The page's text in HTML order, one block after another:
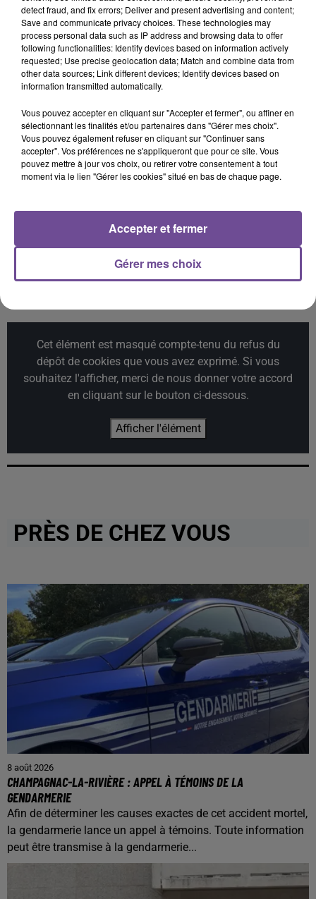
17h27
17h27
MAROON 5
Memories
17h24
17h24
ANGÈLE FEAT. JUSTICE
What You Want
17h19
17h19
TOVE LO X STROMAE
Des Fleurs
17h15
17h15
LINKIN PARK
17h13
17h13
SOUND OF LEGEND
San Francisco
17h09
17h09
MYLÈNE FARMER
Cet élément est masqué compte-tenu du refus du
dépôt de cookies que vous avez exprimé. Si vous
souhaitez l'afficher, merci de nous donner votre accord
en cliquant sur le bouton ci-dessous.
Afficher l'élément
PRÈS DE CHEZ VOUS
8 août 2026
CHAMPAGNAC-LA-RIVIÈRE : APPEL À TÉMOINS DE LA
GENDARMERIE
Afin de déterminer les causes exactes de cet accident mortel,
la gendarmerie lance un appel à témoins. Toute information
peut être transmise à la gendarmerie...
detect fraud, and fix errors; Deliver and present advertising and content;
Save and communicate privacy choices. These technologies may
process personal data such as IP address and browsing data to offer
following functionalities: Identify devices based on information actively
requested; Use precise geolocation data; Match and combine data from
other data sources; Link different devices; Identify devices based on
information transmitted automatically.
Vous pouvez accepter en cliquant sur "Accepter et fermer", ou affiner en
sélectionnant les finalités et/ou partenaires dans "Gérer mes choix".
Vous pouvez également refuser en cliquant sur "Continuer sans
accepter". Vos préférences ne s'appliqueront que pour ce site. Vous
pouvez mettre à jour vos choix, ou retirer votre consentement à tout
moment via le lien "Gérer les cookies" situé en bas de chaque page.
Gérer mes choix
Accepter et fermer